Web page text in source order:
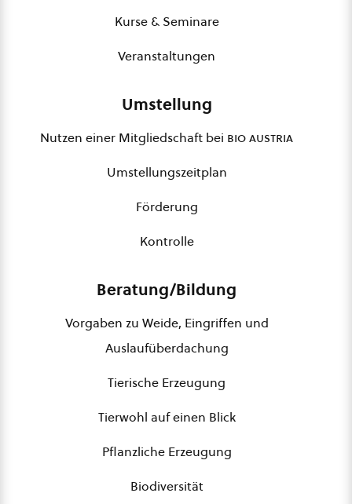
Kurse & Seminare
Veranstaltungen
Umstellung
Nutzen einer Mitgliedschaft bei bio austria
Umstellungszeitplan
Förderung
Kontrolle
Beratung/Bildung
Vorgaben zu Weide, Eingriffen und
Auslaufüberdachung
Tierische Erzeugung
Tierwohl auf einen Blick
Pflanzliche Erzeugung
Biodiversität